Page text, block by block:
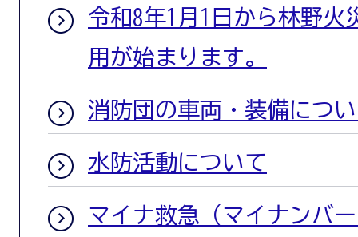
令和8年1月1日から林野火
用が始まります。
消防団の車両・装備につ
水防活動について
マイナ救急（マイナンバ